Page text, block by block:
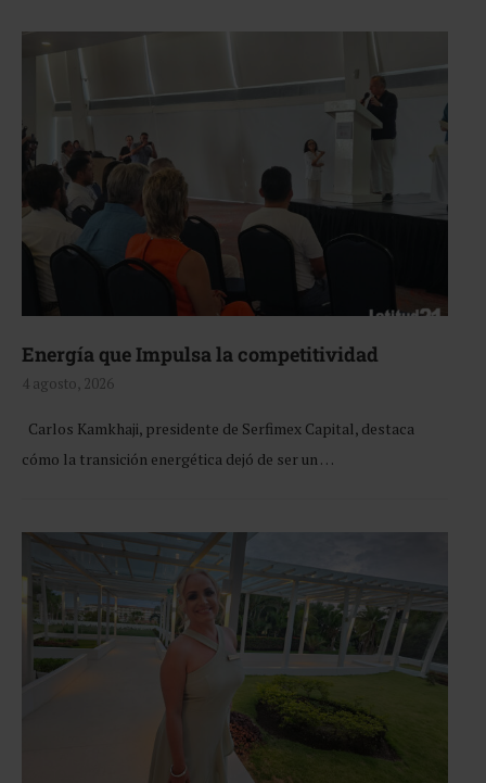
Energía que Impulsa la competitividad
4 agosto, 2026
Carlos Kamkhaji, presidente de Serfimex Capital, destaca
cómo la transición energética dejó de ser un …